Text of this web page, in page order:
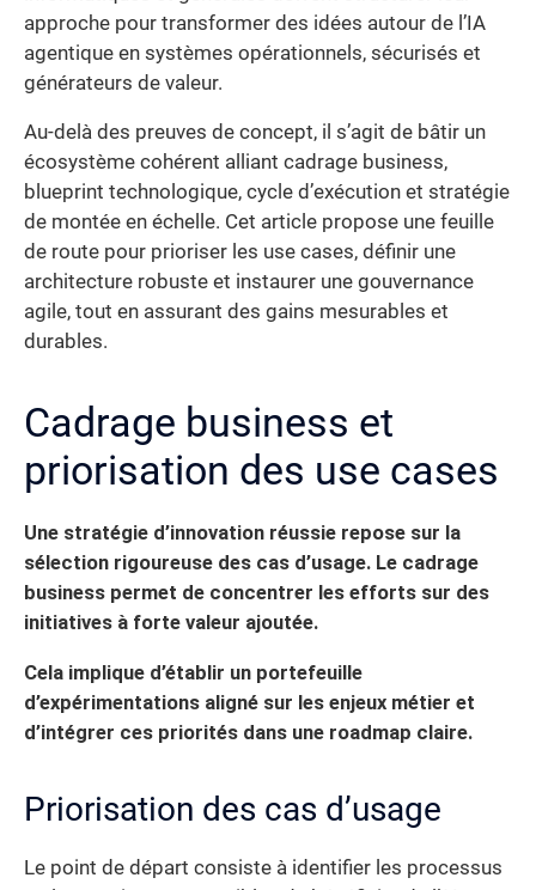
approche pour transformer des idées autour de l’IA
agentique en systèmes opérationnels, sécurisés et
générateurs de valeur.
Au-delà des preuves de concept, il s’agit de bâtir un
écosystème cohérent alliant cadrage business,
blueprint technologique, cycle d’exécution et stratégie
de montée en échelle. Cet article propose une feuille
de route pour prioriser les use cases, définir une
architecture robuste et instaurer une gouvernance
agile, tout en assurant des gains mesurables et
durables.
Cadrage business et
priorisation des use cases
Une stratégie d’innovation réussie repose sur la
sélection rigoureuse des cas d’usage. Le cadrage
business permet de concentrer les efforts sur des
initiatives à forte valeur ajoutée.
Cela implique d’établir un portefeuille
d’expérimentations aligné sur les enjeux métier et
d’intégrer ces priorités dans une roadmap claire.
Priorisation des cas d’usage
Le point de départ consiste à identifier les processus